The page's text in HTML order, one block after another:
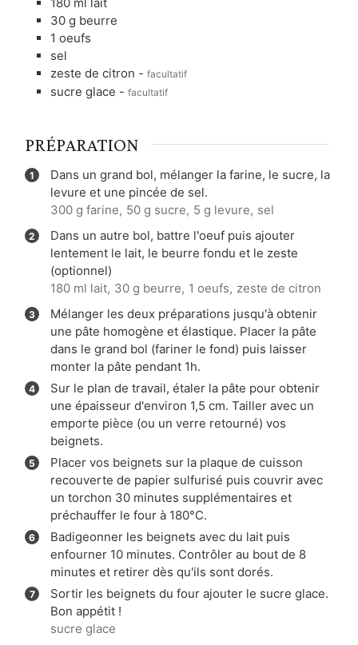
30 g beurre
1 oeufs
sel
zeste de citron - facultatif
sucre glace - facultatif
PRÉPARATION
Dans un grand bol, mélanger la farine, le sucre, la
levure et une pincée de sel.
300 g farine, 50 g sucre, 5 g levure, sel
Dans un autre bol, battre l'oeuf puis ajouter
lentement le lait, le beurre fondu et le zeste
(optionnel)
180 ml lait, 30 g beurre, 1 oeufs, zeste de citron
Mélanger les deux préparations jusqu'à obtenir
une pâte homogène et élastique. Placer la pâte
dans le grand bol (fariner le fond) puis laisser
monter la pâte pendant 1h.
Sur le plan de travail, étaler la pâte pour obtenir
une épaisseur d'environ 1,5 cm. Tailler avec un
emporte pièce (ou un verre retourné) vos
beignets.
Placer vos beignets sur la plaque de cuisson
recouverte de papier sulfurisé puis couvrir avec
un torchon 30 minutes supplémentaires et
préchauffer le four à 180°C.
Badigeonner les beignets avec du lait puis
enfourner 10 minutes. Contrôler au bout de 8
minutes et retirer dès qu'ils sont dorés.
Sortir les beignets du four ajouter le sucre glace.
Bon appétit !
sucre glace